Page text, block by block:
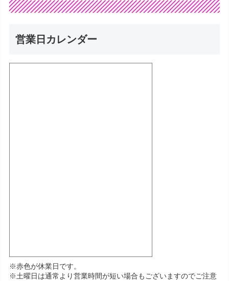
営業日カレンダー
※赤色が休業日です。
※土曜日は通常より営業時間が短い場合もございますのでご注意